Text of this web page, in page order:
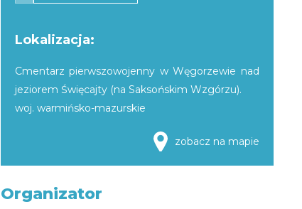
Lokalizacja:
Cmentarz pierwszowojenny w Węgorzewie nad
jeziorem Święcajty (na Saksońskim Wzgórzu).
woj. warmińsko-mazurskie
zobacz na mapie
Organizator